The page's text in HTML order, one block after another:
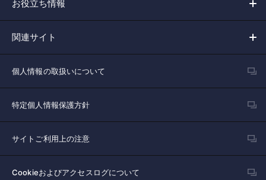
お役立ち情報
関連サイト
個人情報の取扱いについて
特定個人情報保護方針
サイトご利用上の注意
Cookieおよびアクセスログについて